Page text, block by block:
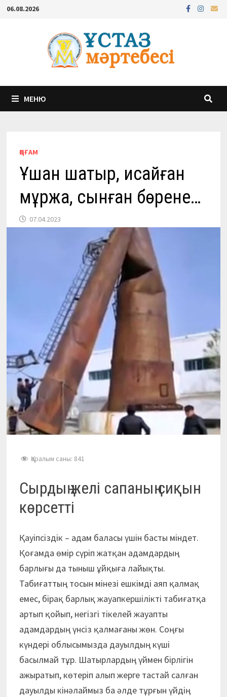
Перейти
содержимому
06.08.2026
МЕНЮ
ҚОҒАМ
Ұшқан шатыр, қисайған
мұржа, сынған бөрене…
07.04.2023
Қаралым саны: 841
Сырдың желі сапаның сиқын
көрсетті
Қауіпсіздік – адам баласы үшін басты міндет.
Қоғамда өмір сүріп жатқан адамдардың
барлығы да тыныш ұйқыға лайықты.
Табиғаттың тосын мінезі ешкімді аяп қалмақ
емес, бірақ барлық жауапкершілікті табиғатқа
артып қойып, негізгі тікелей жауапты
адамдардың үнсіз қалмағаны жөн. Соңғы
күндері облысы­мызда дауылдың күші
басылмай тұр. Шатырлардың үймен бірлігін
ажыратып, көтеріп алып жерге тас­тай салған
дауылды кінәлаймыз ба әлде тұрғын үйдің